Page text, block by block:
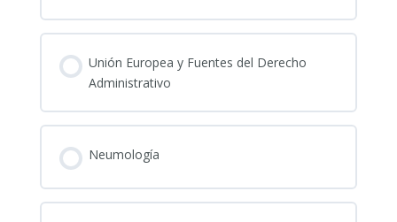
Unión Europea y Fuentes del Derecho
Administrativo
Neumología